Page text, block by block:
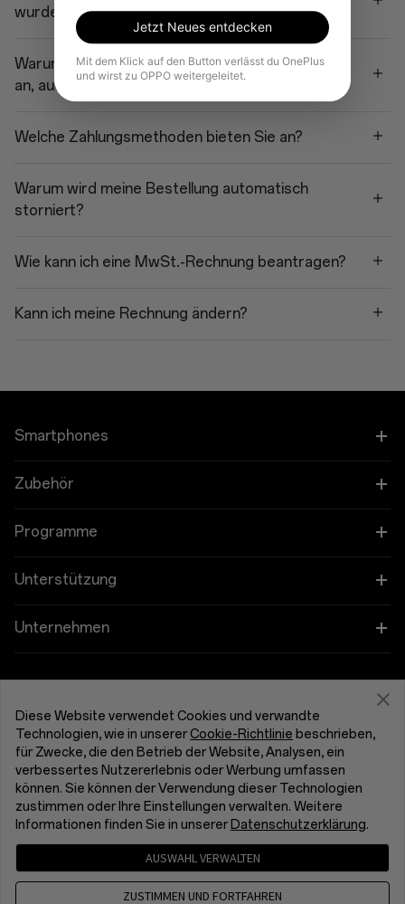
wurde?
Warum zeigt mein Status 'ausstehende Zahlung'
an, auch nachdem die Zahlung erfolgreich war?
Welche Zahlungsmethoden bieten Sie an?
Warum wird meine Bestellung automatisch
storniert?
Wie kann ich eine MwSt.-Rechnung beantragen?
Kann ich meine Rechnung ändern?
Smartphones
OnePlus 13
OnePlus 13R
OnePlus Nord CE4 Lite 5G
Zubehör
Tablet
Wearables
Pakete
Programme
Verbinde deine OnePlus-Geräte
Rabattprogramm
OnePlus Trade-In
Unterstützung
FAQs zum Thema Kauf
Reparaturservice
Benutzerhandbücher
Kontakt
Unternehmen
Community
Red Cable Club
OnePlus Store-App
Karriere
Deutschland (Deutsch)
Datenschutzerklärung
Benutzervereinbarung
Jetzt Neues entdecken
Mit dem Klick auf den Button verlässt du OnePlus
und wirst zu OPPO weitergeleitet.
Diese Website verwendet Cookies und verwandte
Technologien, wie in unsererCookie-Richtlinie beschrieben,
für Zwecke, die den Betrieb der Website, Analysen, ein
verbessertes Nutzererlebnis oder Werbung umfassen
können. Sie können der Verwendung dieser Technologien
zustimmen oder Ihre Einstellungen verwalten. Weitere
Informationen finden Sie in unserer Datenschutzerklärung.
AUSWAHL VERWALTEN
ZUSTIMMEN UND FORTFAHREN